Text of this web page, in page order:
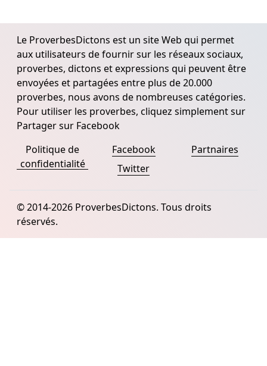
Le ProverbesDictons est un site Web qui permet
aux utilisateurs de fournir sur les réseaux sociaux,
proverbes, dictons et expressions qui peuvent être
envoyées et partagées entre plus de 20.000
proverbes, nous avons de nombreuses catégories.
Pour utiliser les proverbes, cliquez simplement sur
Partager sur Facebook
Politique de
confidentialité
Facebook
Twitter
Partnaires
© 2014-2026 ProverbesDictons. Tous droits
réservés.